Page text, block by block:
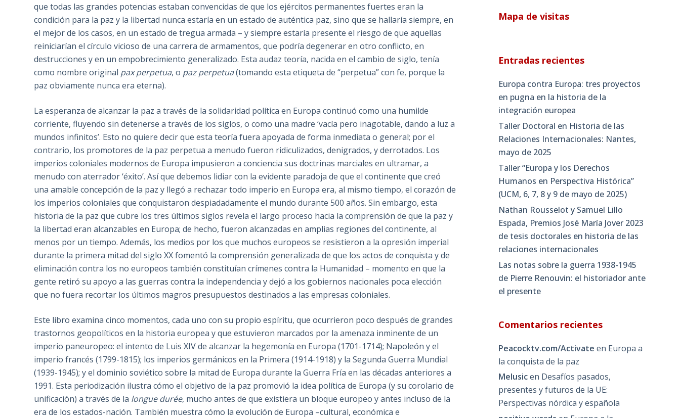
que todas las grandes potencias estaban convencidas de que los ejércitos permanentes fuertes eran la
condición para la paz y la libertad nunca estaría en un estado de auténtica paz, sino que se hallaría siempre, en
el mejor de los casos, en un estado de tregua armada – y siempre estaría presente el riesgo de que aquellas
reiniciarían el círculo vicioso de una carrera de armamentos, que podría degenerar en otro conflicto, en
destrucciones y en un empobrecimiento generalizado. Esta audaz teoría, nacida en el cambio de siglo, tenía
como nombre original pax perpetua, o paz perpetua(tomando esta etiqueta de “perpetua” con fe, porque la
paz obviamente nunca era eterna).
La esperanza de alcanzar la paz a través de la solidaridad política en Europa continuó como una humilde
corriente, fluyendo sin detenerse a través de los siglos, o como una madre ‘vacía pero inagotable, dando a luz a
mundos infinitos’. Esto no quiere decir que esta teoría fuera apoyada de forma inmediata o general; por el
contrario, los promotores de la paz perpetua a menudo fueron ridiculizados, denigrados, y derrotados. Los
imperios coloniales modernos de Europa impusieron a conciencia sus doctrinas marciales en ultramar, a
menudo con aterrador ‘éxito’. Así que debemos lidiar con la evidente paradoja de que el continente que creó
una amable concepción de la paz y llegó a rechazar todo imperio en Europa era, al mismo tiempo, el corazón de
los imperios coloniales que conquistaron despiadadamente el mundo durante 500 años. Sin embargo, esta
historia de la paz que cubre los tres últimos siglos revela el largo proceso hacia la comprensión de que la paz y
la libertad eran alcanzables en Europa; de hecho, fueron alcanzadas en amplias regiones del continente, al
menos por un tiempo. Además, los medios por los que muchos europeos se resistieron a la opresión imperial
durante la primera mitad del siglo XX fomentó la comprensión generalizada de que los actos de conquista y de
eliminación contra los no europeos también constituían crímenes contra la Humanidad – momento en que la
gente retiró su apoyo a las guerras contra la independencia y dejó a los gobiernos nacionales poca elección
que no fuera recortar los últimos magros presupuestos destinados a las empresas coloniales.
Este libro examina cinco momentos, cada uno con su propio espíritu, que ocurrieron poco después de grandes
trastornos geopolíticos en la historia europea y que estuvieron marcados por la amenaza inminente de un
imperio paneuropeo: el intento de Luis XIV de alcanzar la hegemonía en Europa (1701-1714); Napoleón y el
imperio francés (1799-1815); los imperios germánicos en la Primera (1914-1918) y la Segunda Guerra Mundial
(1939-1945); y el dominio soviético sobre la mitad de Europa durante la Guerra Fría en las décadas anteriores a
1991. Esta periodización ilustra cómo el objetivo de la paz promovió la idea política de Europa (y su corolario de
unificación) a través de la longue durée, mucho antes de que existiera un bloque europeo y antes incluso de la
era de los estados-nación. También muestra cómo la evolución de Europa –cultural, económica e
Mapa de visitas
Entradas recientes
Europa contra Europa: tres proyectos
en pugna en la historia de la
integración europea
Taller Doctoral en Historia de las
Relaciones Internacionales: Nantes,
mayo de 2025
Taller “Europa y los Derechos
Humanos en Perspectiva Histórica”
(UCM, 6, 7, 8 y 9 de mayo de 2025)
Nathan Rousselot y Samuel Lillo
Espada, Premios José María Jover 2023
de tesis doctorales en historia de las
relaciones internacionales
Las notas sobre la guerra 1938-1945
de Pierre Renouvin: el historiador ante
el presente
Comentarios recientes
Peacocktv.com/Activate en Europa a
la conquista de la paz
Melusicen Desafíos pasados,
presentes y futuros de la UE:
Perspectivas nórdica y española